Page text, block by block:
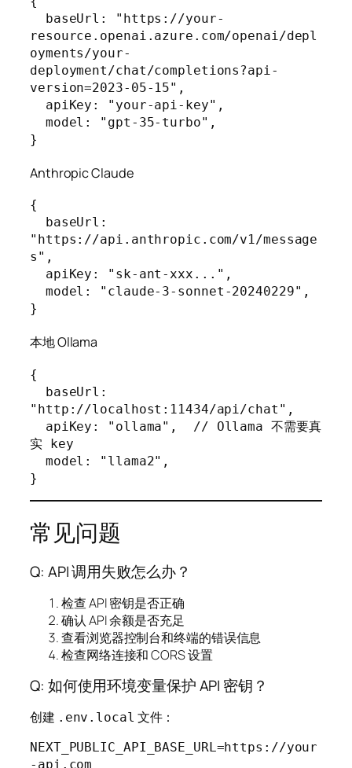
resource.openai.azure.com/openai/depl
oyments/your-
deployment/chat/completions?api-
version=2023-05-15",
}
Anthropic Claude
{
"https://api.anthropic.com/v1/message
s",
}
本地 Ollama
{
"http://localhost:11434/api/chat",
实 key
}
常见问题
Q: API 调用失败怎么办？
检查 API 密钥是否正确
确认 API 余额是否充足
查看浏览器控制台和终端的错误信息
检查网络连接和 CORS 设置
Q: 如何使用环境变量保护 API 密钥？
创建 .env.local 文件：
NEXT_PUBLIC_API_BASE_URL=https://your
-api.com